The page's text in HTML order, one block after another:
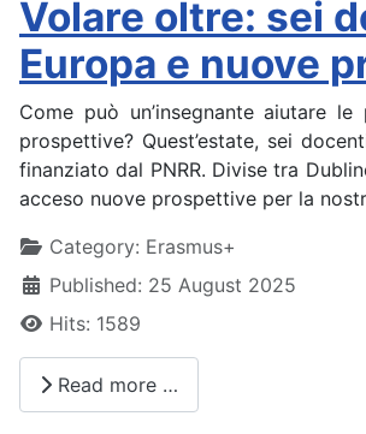
Volare oltre: sei
Europa e nuove
Come può un’insegnante aiutare
prospettive? Quest’estate, sei
finanziato dal PNRR. Divise tra
acceso nuove prospettive per la
DetailsCategory: Erasmus+
Published: 25 August 2025
Hits: 1589
Read more …